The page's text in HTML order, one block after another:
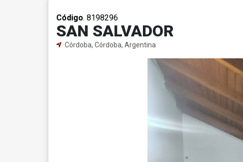
Código. 8198296
SAN SALVADOR
Córdoba, Córdoba, Argentina